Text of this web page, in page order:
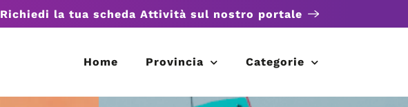
Richiedi la tua scheda Attività sul nostro portale
Home Provincia Categorie